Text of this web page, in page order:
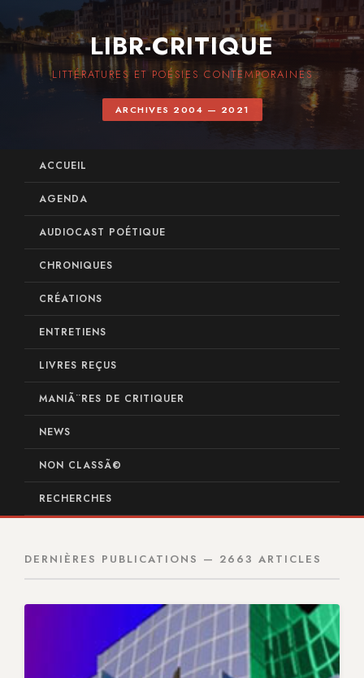
LIBR-CRITIQUE
LITTÉRATURES ET POÉSIES CONTEMPORAINES
ARCHIVES 2004 — 2021
ACCUEIL
AGENDA
AUDIOCAST POÉTIQUE
CHRONIQUES
CRÉATIONS
ENTRETIENS
LIVRES REÇUS
MANIÃ¨RES DE CRITIQUER
NEWS
NON CLASSÃ©
RECHERCHES
DERNIÈRES PUBLICATIONS — 2663 ARTICLES